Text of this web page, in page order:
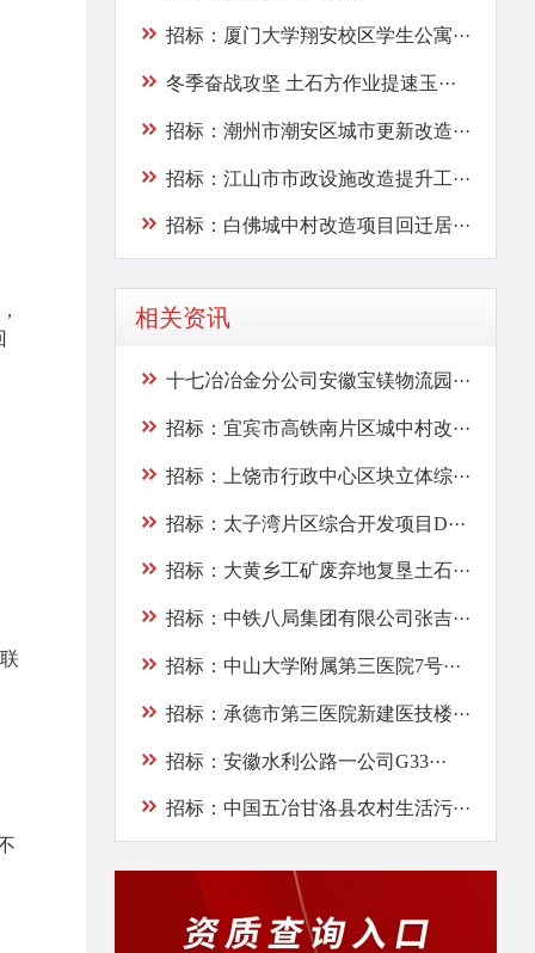
招标：厦门大学翔安校区学生公寓···
冬季奋战攻坚 土石方作业提速玉···
招标：潮州市潮安区城市更新改造···
招标：江山市市政设施改造提升工···
招标：白佛城中村改造项目回迁居···
相关资讯
十七冶冶金分公司安徽宝镁物流园···
招标：宜宾市高铁南片区城中村改···
招标：上饶市行政中心区块立体综···
招标：太子湾片区综合开发项目D···
招标：大黄乡工矿废弃地复垦土石···
招标：中铁八局集团有限公司张吉···
招标：中山大学附属第三医院7号···
招标：承德市第三医院新建医技楼···
招标：安徽水利公路一公司G33···
招标：中国五冶甘洛县农村生活污···